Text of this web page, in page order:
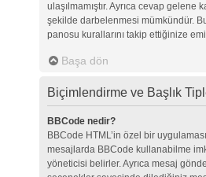
ulaşılmamıştır. Ayrıca cevap gelene
şekilde darbelenmesi mümkündür.
panosu kurallarını takip ettiğinize
Başa dön
Biçimlendirme ve Başlık
BBCode nedir?
BBCode HTML’in özel bir
mesajlarda BBCode kullanabilme
yöneticisi belirler. Ayrıca mesaj